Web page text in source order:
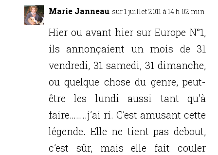
Marie Janneau sur 1 juillet 2011 à 14 h 02 min
Hier ou avant hier sur Europe N°1,
ils annonçaient un mois de 31
vendredi, 31 samedi, 31 dimanche,
ou quelque chose du genre, peut-
être les lundi aussi tant qu’à
faire……..j’ai ri. C’est amusant cette
légende. Elle ne tient pas debout,
c’est sûr, mais elle fait couler